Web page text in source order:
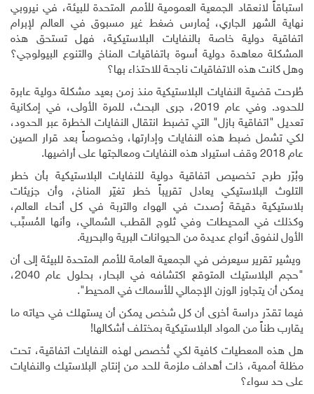
استباقاً لانعقاد الجمعية العمومية للأمم المتحدة للبيئة، في نيروبي
نهاية الشهر الجاري، يُمارس ضغط غير مسبوق في العالم لإبرام
اتفاقية دولية خاصة بالنفايات البلاستيكية، فهل تستحق هذه
المشكلة معاهدة دولية أسوة باتفاقيات المناخ والتنوع البيولوجي؟
وهل كانت هذه الاتفاقيات ناجحة للاحتذاء بها؟
طُرحت قضية النفايات البلاستيكية منذ زمن بعيد مشكلة دولية عابرة
للحدود. وفي عام 2019، جرى البحث، للمرة الأولى، في إمكانية
تعديل "اتفاقية بازل" التي تضبط انتقال النفايات الخطرة عبر الحدود،
لكي تشمل ضبط هذه النفايات وإدارتها، وخصوصاً بعد قرار الصين
عام 2018 وقف استيراد هذه النفايات ومعالجتها على أراضيها
.
وبُرّر طرح تخصيص اتفاقية دولية للنفايات البلاستيكية بأن خطر
التلوث البلاستيكي يعادل تقريباً خطر تغيّر المناخ، وأن جزيئات
بلاستيكية دقيقة رُصدت في الهواء والتربة في كل أنحاء العالم،
وكذلك في المحيطات وفي ثلوج القطب الشمالي، وأنها المُسبِّب
الأول لنفوق أنواع عديدة من الحيوانات البرية والبحرية.
ويشير تقرير سيعرض في الجمعية العامة للأمم المتحدة للبيئة إلى أن
"حجم البلاستيك المتوقع اكتشافه في البحار، بحلول عام 2040،
يمكن أن يتجاوز الوزن الإجمالي للأسماك في المحيط".
فيما تقدّر دراسة أخرى أن كل شخص يمكن أن يستهلك في حياته ما
يقارب طناً من المواد البلاستيكية بمختلف أشكالها!
هل هذه المعطيات كافية لكي تُخصص لهذه النفايات اتفاقية، تحت
مظلة أممية، ذات أهداف ملزمة للحد من إنتاج البلاستيك والنفايات
على حد سواء؟